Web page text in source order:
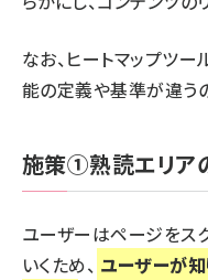
なお、ヒートマップツ
能の定義や基準が違う
施策①熟読エリア
ユーザーはページをス
いくため、 ユーザーが